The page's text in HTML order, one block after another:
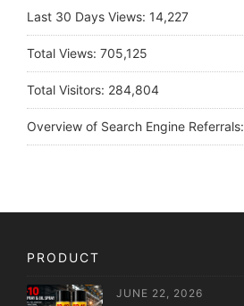
Last 30 Days Views: 14,227
Total Views: 705,125
Total Visitors: 284,804
Overview of Search Engine Referrals:
PRODUCT
JUNE 22, 2026